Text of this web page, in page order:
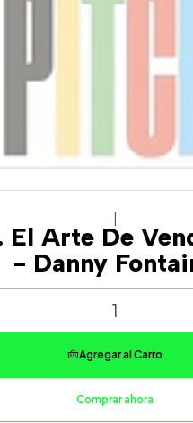
El Arte De
- Danny
Agregar al Carro
Comprar ahora